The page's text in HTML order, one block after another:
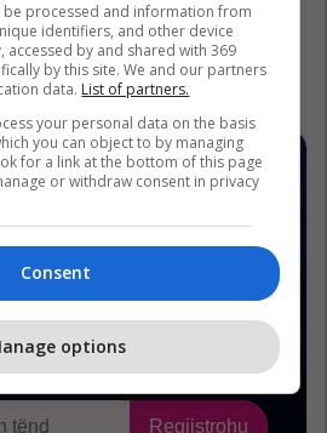
processed and information from
identifiers, and other device
accessed by and shared with 369
by this site. We and our partners
data. List of partners.
your personal data on the basis
you can object to by managing
for a link at the bottom of this page
or withdraw consent in privacy
Consent
options